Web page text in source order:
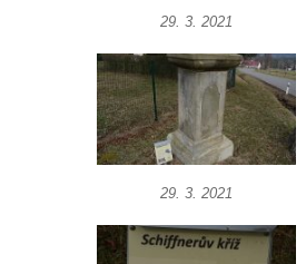
Kříž u domu čp. 3 v
Kříž u polní cesty
Údajný kříž na návsi v
Pamětní kříž na Lovoši
29. 3. 2021
29. 3. 2021